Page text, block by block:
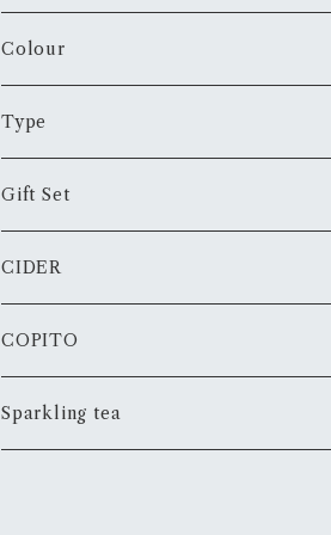
プレミアム・オファー Premium Offer
Colour
White
Rose
Red
Orange
Type
Still
Sparkling
Fortified
Gift Set
JTB Collaboration
Father's day
CIDER
COPITO
Sparkling tea